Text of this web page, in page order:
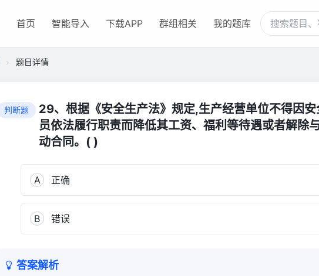
首页 智能导入 下载APP 群组相关 我的题库
题目详情
判断题
29、根据《安全生产法》规定,生产经营单位不得因
员依法履行职责而降低其工资、福利等待遇或者解除
动合同。( )
A 正确
B 错误
答案解析